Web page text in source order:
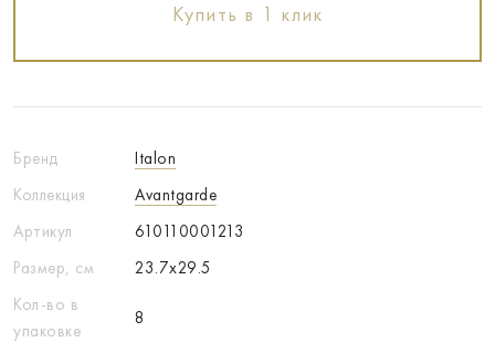
Бренд
Italon
Коллекция
Avantgarde
Артикул
610110001213
Размер, см
23.7x29.5
Кол-во в
упаковке
8
Купить в 1 клик